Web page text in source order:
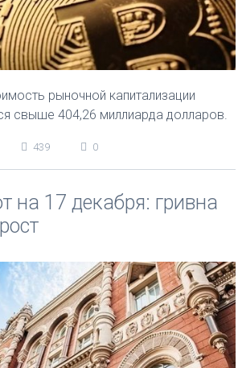
рыночной капитализации
свыше 404,26 миллиарда долларов.
439 0
на 17 декабря: гривна